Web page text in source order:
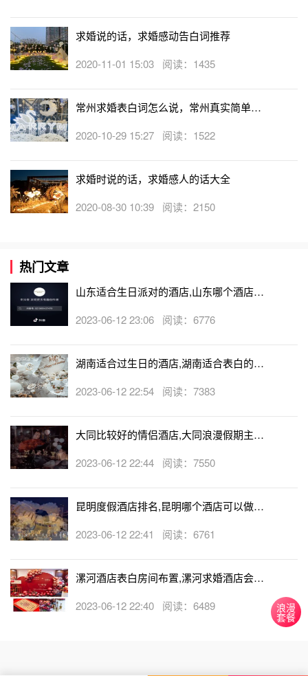
again有了你，我迷失了自我。失去你，我多么希望自己再
度迷失。
7、Being with you is like walking on a very clear
求婚说的话，求婚感动告白词推荐
2020-11-01 15:03 阅读：1435
常州求婚表白词怎么说，常州真实简单求
2020-10-29 15:27 阅读：1522
求婚时说的话，求婚感人的话大全
2020-08-30 10:39 阅读：2150
热门文章
山东适合生日派对的酒店,山东哪个酒店有
2023-06-12 23:06 阅读：6776
湖南适合过生日的酒店,湖南适合表白的酒
2023-06-12 22:54 阅读：7383
大同比较好的情侣酒店,大同浪漫假期主题
2023-06-12 22:44 阅读：7550
昆明度假酒店排名,昆明哪个酒店可以做求
2023-06-12 22:41 阅读：6761
漯河酒店表白房间布置,漯河求婚酒店会帮
2023-06-12 22:40 阅读：6489 浪漫
套餐